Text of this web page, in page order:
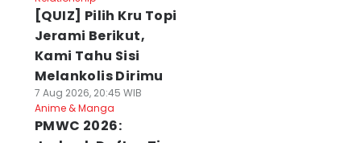
[QUIZ] Pilih Kru Topi
Jerami Berikut,
Kami Tahu Sisi
Melankolis Dirimu
7 Aug 2026, 20:45 WIB
Anime & Manga
PMWC 2026: